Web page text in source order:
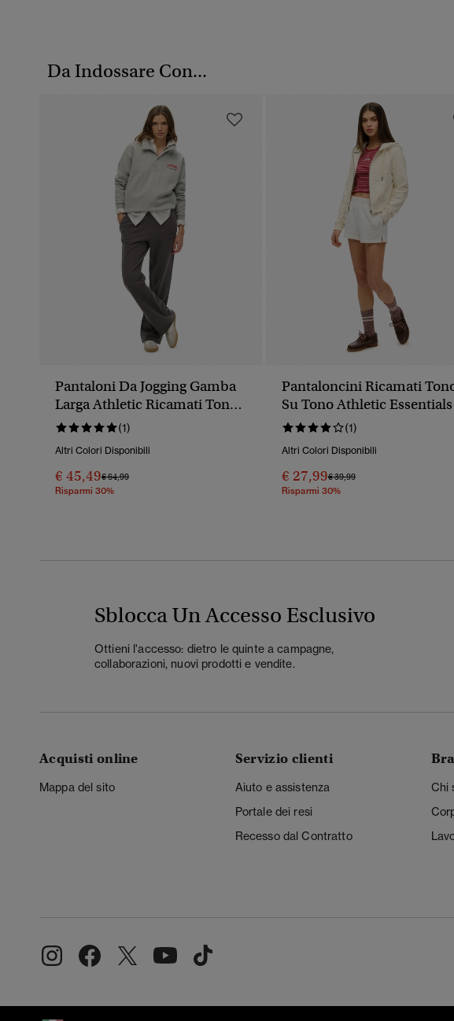
Da Indossare Con...
Pantaloni Da Jogging Gamba
Larga Athletic Ricamati Tono
Su Tono
(1)
Altri Colori Disponibili
€ 45,49Prezzo Ridotto Da
€ 64,99A
Risparmi 30%
Pantaloncini Ricamati
Su Tono Athletic Essentials
(1)
Altri Colori Disponibili
€ 27,99Prezzo Ridotto Da
€ 39,99A
Risparmi 30%
Sblocca Un Accesso Esclusivo
Ottieni l'accesso: dietro le quinte a campagne,
collaborazioni, nuovi prodotti e vendite.
Acquisti online
Mappa del sito
Servizio clienti
Aiuto e assistenza
Portale dei resi
Recesso dal Contratto
Chi